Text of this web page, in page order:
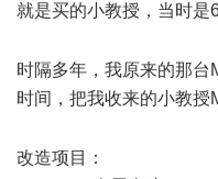
就是买的小教授，当时是
时隔多年，我原来的那台
时间，把我收来的小教授
改造项目：